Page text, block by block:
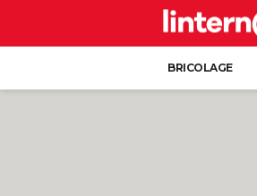
BRICOLAGE